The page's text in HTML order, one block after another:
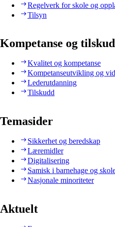
Regelverk for skole og
Tilsyn
Kompetanse og
Kvalitet og kompetanse
Kompetanseutvikling og
Lederutdanning
Tilskudd
Temasider
Sikkerhet og beredskap
Læremidler
Digitalisering
Samisk i barnehage og
Nasjonale minoriteter
Aktuelt